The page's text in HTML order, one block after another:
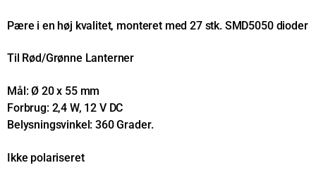
Pære i en høj kvalitet, monteret med 27 stk. SMD5050 dioder
Til Rød/Grønne Lanterner
Mål: Ø 20 x 55 mm
Forbrug: 2,4 W, 12 V DC
Belysningsvinkel: 360 Grader.
Ikke polariseret